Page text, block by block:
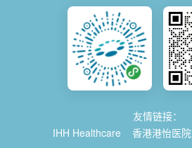
友情链接：
IHH Healthcare
香港港怡医院